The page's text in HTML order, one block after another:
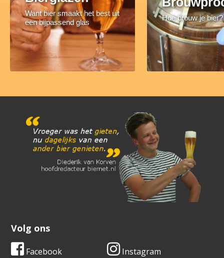
Want bier smaakt het best uit
een bijpassend glas
Hoe brouw je bier?
Volg ons
Facebook Instagram